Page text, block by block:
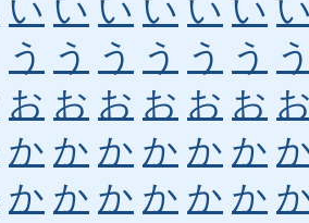
い い い い い い
う う う う う う
お お お お お お
か か か か か か
か か か か か か